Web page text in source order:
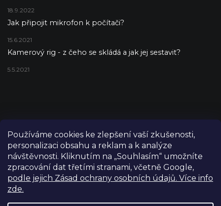
Používáme cookies ke zlepšení vaší zkušenosti,
personalizaci obsahu a reklam a k analýze
návštěvnosti. Kliknutím na „Souhlasím“ umožníte
zpracování dat třetími stranami, včetně Google,
podle jejich Zásad ochrany osobních údajů. Více info
zde.
18.9.2022
Jak připojit mikrofon k počítači?
15.6.2021
Kamerový rig - z čeho se skládá a jak jej sestavit?
5.5.2021
Copyright 2026FILM-TECHNIKA. Všechna práva vyhrazena.